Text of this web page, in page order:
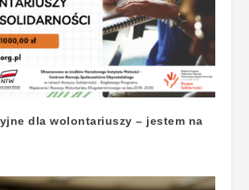
dla wolontariuszy – jestem na